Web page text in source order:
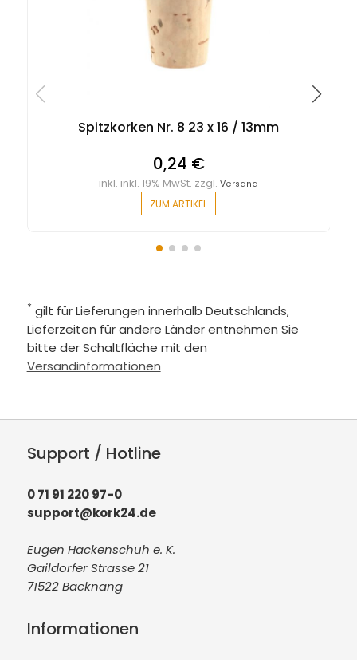
Spitzkorken Nr. 8 23 x 16 / 13mm
0,24 €
inkl. inkl. 19% MwSt. zzgl.Versand
ZUM ARTIKEL
* gilt für Lieferungen innerhalb Deutschlands,
Lieferzeiten für andere Länder entnehmen Sie
bitte der Schaltfläche mit den
Versandinformationen
Support / Hotline
0 71 91 220 97-0
support@kork24.de
Eugen Hackenschuh e. K.
Gaildorfer Strasse 21
71522 Backnang
Informationen